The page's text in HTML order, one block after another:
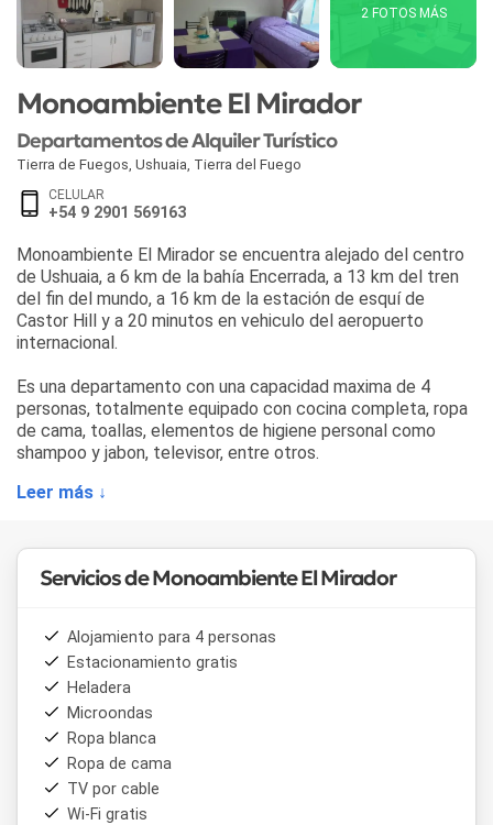
2 FOTOS MÁS
Monoambiente El Mirador
Departamentos de Alquiler Turístico
Tierra de Fuegos Ushuaia Tierra del Fuego
CELULAR
+54 9 2901 569163
Monoambiente El Mirador se encuentra alejado del centro
de Ushuaia, a 6 km de la bahía Encerrada, a 13 km del tren
del fin del mundo, a 16 km de la estación de esquí de
Castor Hill y a 20 minutos en vehiculo del aeropuerto
internacional.
Es una departamento con una capacidad maxima de 4
personas, totalmente equipado con cocina completa, ropa
de cama, toallas, elementos de higiene personal como
shampoo y jabon, televisor, entre otros.
Leer más ↓
Servicios de Monoambiente El Mirador
Alojamiento para 4 personas
Estacionamiento gratis
Heladera
Microondas
Ropa blanca
Ropa de cama
TV por cable
Wi-Fi gratis